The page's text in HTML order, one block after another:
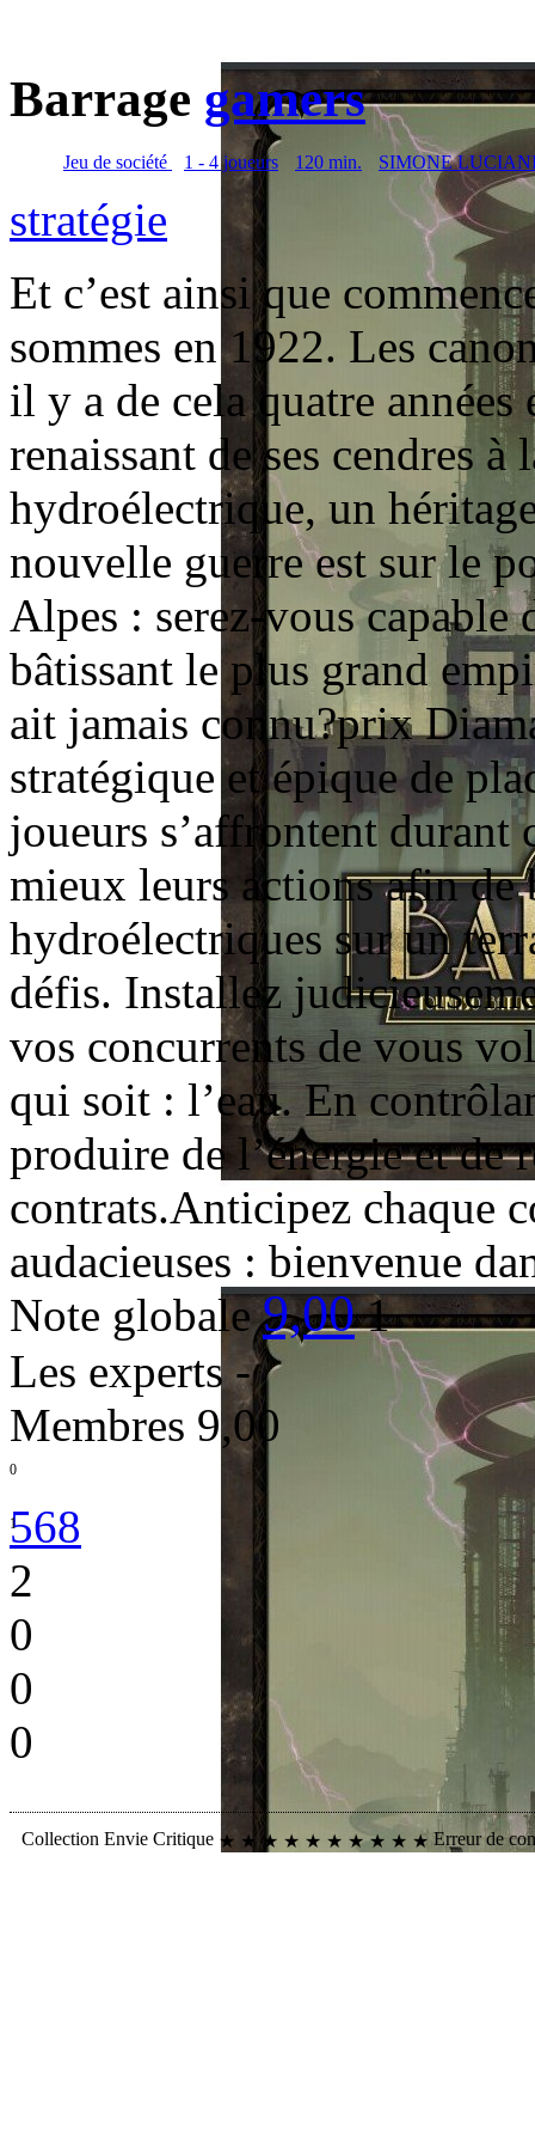
Barrage gamers
Jeu de société 1 - 4 joueurs 120 min. SIMONE
stratégie
Et c’est ainsi que
sommes en 1922. Les
il y a de cela quatre
renaissant de ses cendres
hydroélectrique, un
nouvelle guerre est sur le
Alpes : serez-vous capable
bâtissant le plus grand
ait jamais connu?prix
stratégique et épique de
joueurs s’affrontent
mieux leurs actions afin de
hydroélectriques sur un
défis. Installez
vos concurrents de vous
qui soit : l’eau. En
produire de l’énergie et de
contrats.Anticipez chaque
audacieuses : bienvenue
Note globale 9,00 1
Les experts -
0
Membres 9,00
1
568
2
0
0
0
Collection Envie Critique ★ ★ ★ ★ ★ ★ ★ ★ ★ ★ Erreur de